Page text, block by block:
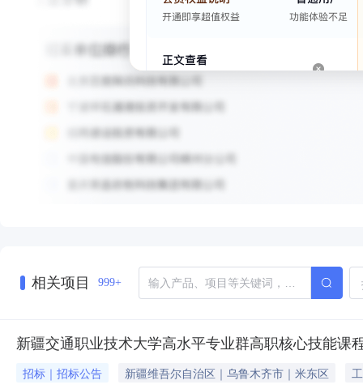
相关项目 999+
新疆交通职业技术大学高水平专业群高职核心技能课
招标｜招标公告 新疆维吾尔自治区｜乌鲁木齐市｜米东区